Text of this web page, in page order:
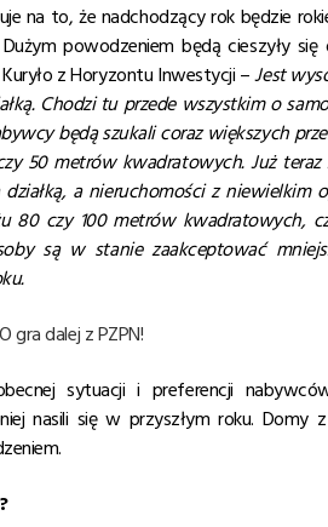
na to, że nadchodzący rok będzie
powodzeniem będą cieszyły
z Horyzontu Inwestycji –Jest
Chodzi tu przede wszystkim o
będą szukali coraz większych
50 metrów kwadratowych. Już
a nieruchomości z niewielkim
80 czy 100 metrów kwadratowych,
są w stanie zaakceptować
gra dalej z PZPN!
sytuacji i preferencji
nasili się w przyszłym roku.